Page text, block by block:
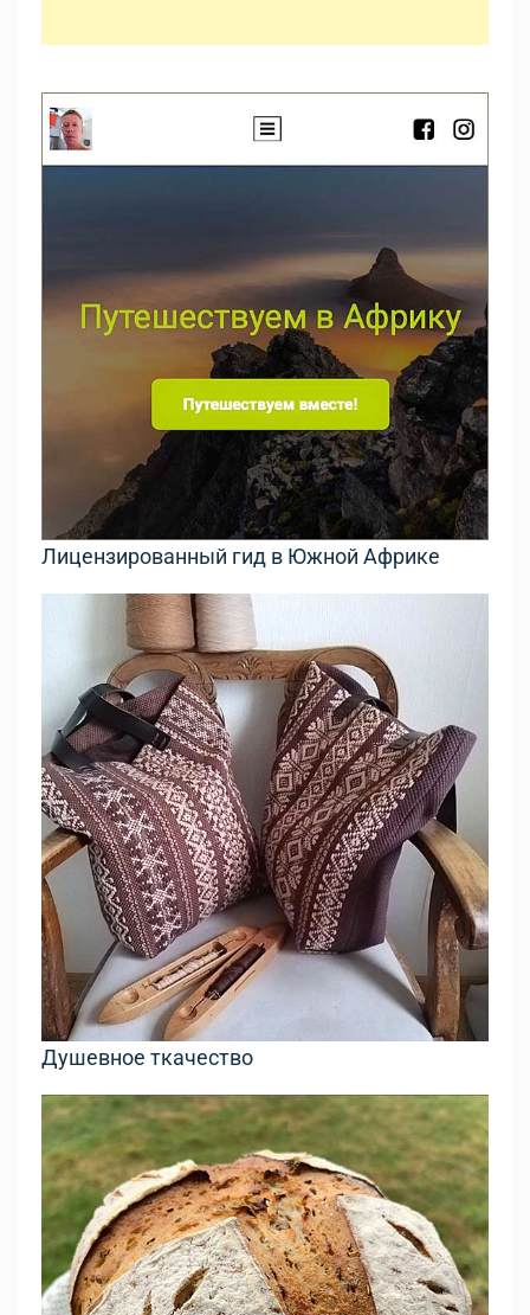
Лицензированный гид в Южной Африке
Душевное ткачество